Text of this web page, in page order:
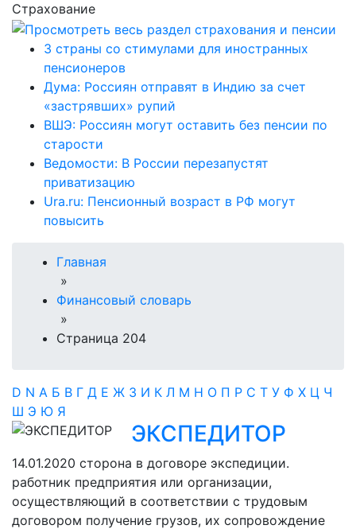
Страхование
3 страны со стимулами для иностранных
пенсионеров
Дума: Россиян отправят в Индию за счет
«застрявших» рупий
ВШЭ: Россиян могут оставить без пенсии по
старости
Ведомости: В России перезапустят
приватизацию
Ura.ru: Пенсионный возраст в РФ могут
повысить
Главная
»
Финансовый словарь
»
Страница 204
D N А Б В Г Д Е Ж З И К Л М Н О П Р С Т У Ф Х Ц Ч
Ш Э Ю Я
ЭКСПЕДИТОР
14.01.2020 сторона в договоре экспедиции.
работник предприятия или организации,
осуществляющий в соответствии с трудовым
договором получение грузов, их сопровождение